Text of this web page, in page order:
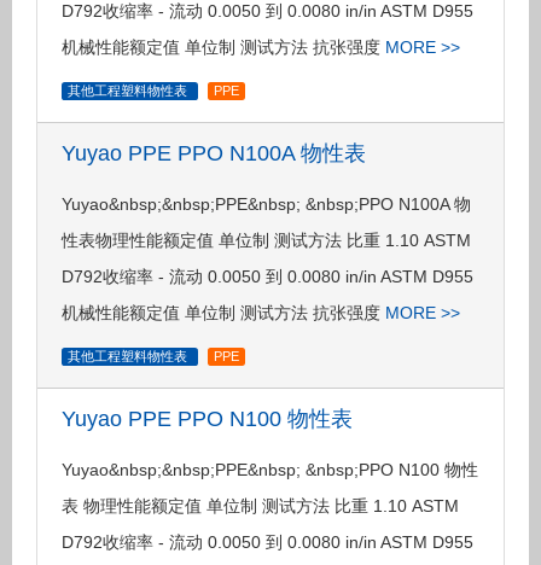
D792收缩率 - 流动 0.0050 到 0.0080 in/in ASTM D955
机械性能额定值 单位制 测试方法 抗张强度 MORE >>
其他工程塑料物性表 PPE
Yuyao PPE PPO N100A 物性表
Yuyao&nbsp;&nbsp;PPE&nbsp; &nbsp;PPO N100A 物
性表物理性能额定值 单位制 测试方法 比重 1.10 ASTM
D792收缩率 - 流动 0.0050 到 0.0080 in/in ASTM D955
机械性能额定值 单位制 测试方法 抗张强度 MORE >>
其他工程塑料物性表 PPE
Yuyao PPE PPO N100 物性表
Yuyao&nbsp;&nbsp;PPE&nbsp; &nbsp;PPO N100 物性
表 物理性能额定值 单位制 测试方法 比重 1.10 ASTM
D792收缩率 - 流动 0.0050 到 0.0080 in/in ASTM D955